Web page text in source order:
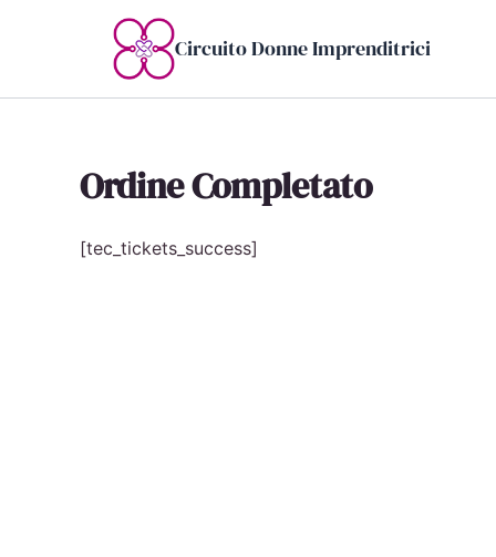
Circuito Donne Imprenditrici
Ordine Completato
[tec_tickets_success]